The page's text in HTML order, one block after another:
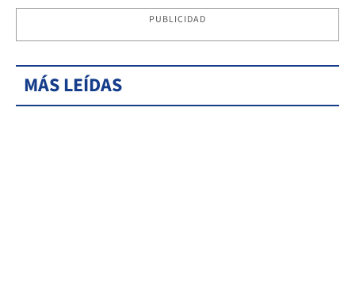
PUBLICIDAD
MÁS LEÍDAS